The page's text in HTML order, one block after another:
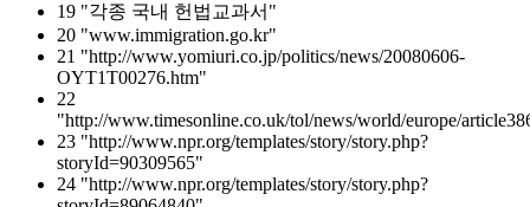
19 "각종 국내 헌법교과서"
20 "www.immigration.go.kr"
21 "http://www.yomiuri.co.jp/politics/news/20080606-
OYT1T00276.htm"
22
"http://www.timesonline.co.uk/tol/news/world/europe/
23 "http://www.npr.org/templates/story/story.php?
storyId=90309565"
24 "http://www.npr.org/templates/story/story.php?